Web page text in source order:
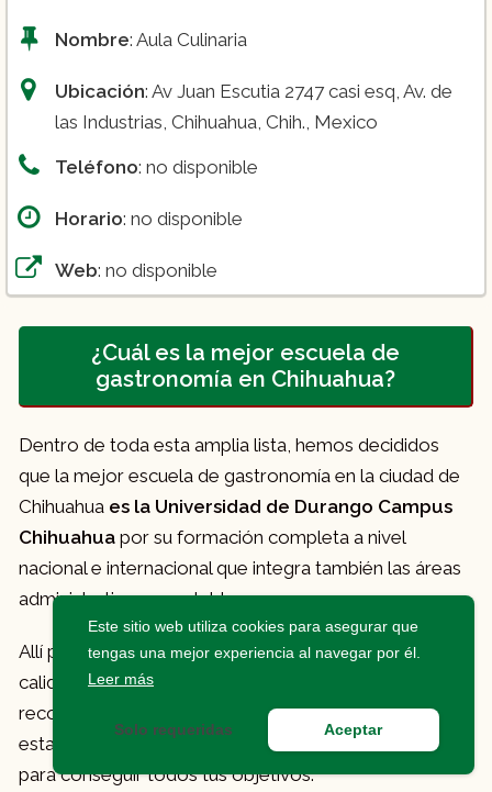
Nombre: Aula Culinaria
Ubicación: Av Juan Escutia 2747 casi esq, Av. de
las Industrias, Chihuahua, Chih., Mexico
Teléfono: no disponible
Horario: no disponible
Web: no disponible
¿Cuál es la mejor escuela de
gastronomía en Chihuahua?
Dentro de toda esta amplia lista, hemos decididos
que la mejor escuela de gastronomía en la ciudad de
Chihuahua es la Universidad de Durango Campus
Chihuahua por su formación completa a nivel
nacional e internacional que integra también las áreas
administrativas y contables.
Allí podrás formarte y recibir la mejor educación de
calidad. Cuentan con formadores profesionales
reconocidos en el mundo gastronómico. Gradúate en
esta escuela y
conviértete en un chef profesional
para conseguir todos tus objetivos.
Este sitio web utiliza cookies para asegurar que
tengas una mejor experiencia al navegar por él.
Leer más
Solo requeridas Aceptar